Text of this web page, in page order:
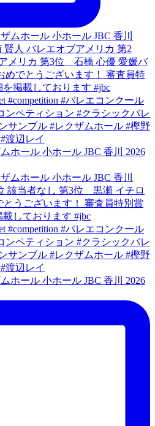
ホール 小ホール JBC 香川 2026
ホール 小ホール JBC 香川 2026